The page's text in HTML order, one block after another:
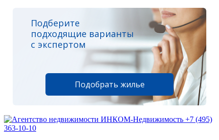
Подберите
подходящие варианты
с экспертом
Подобрать жилье
+7 (495)
363-10-10